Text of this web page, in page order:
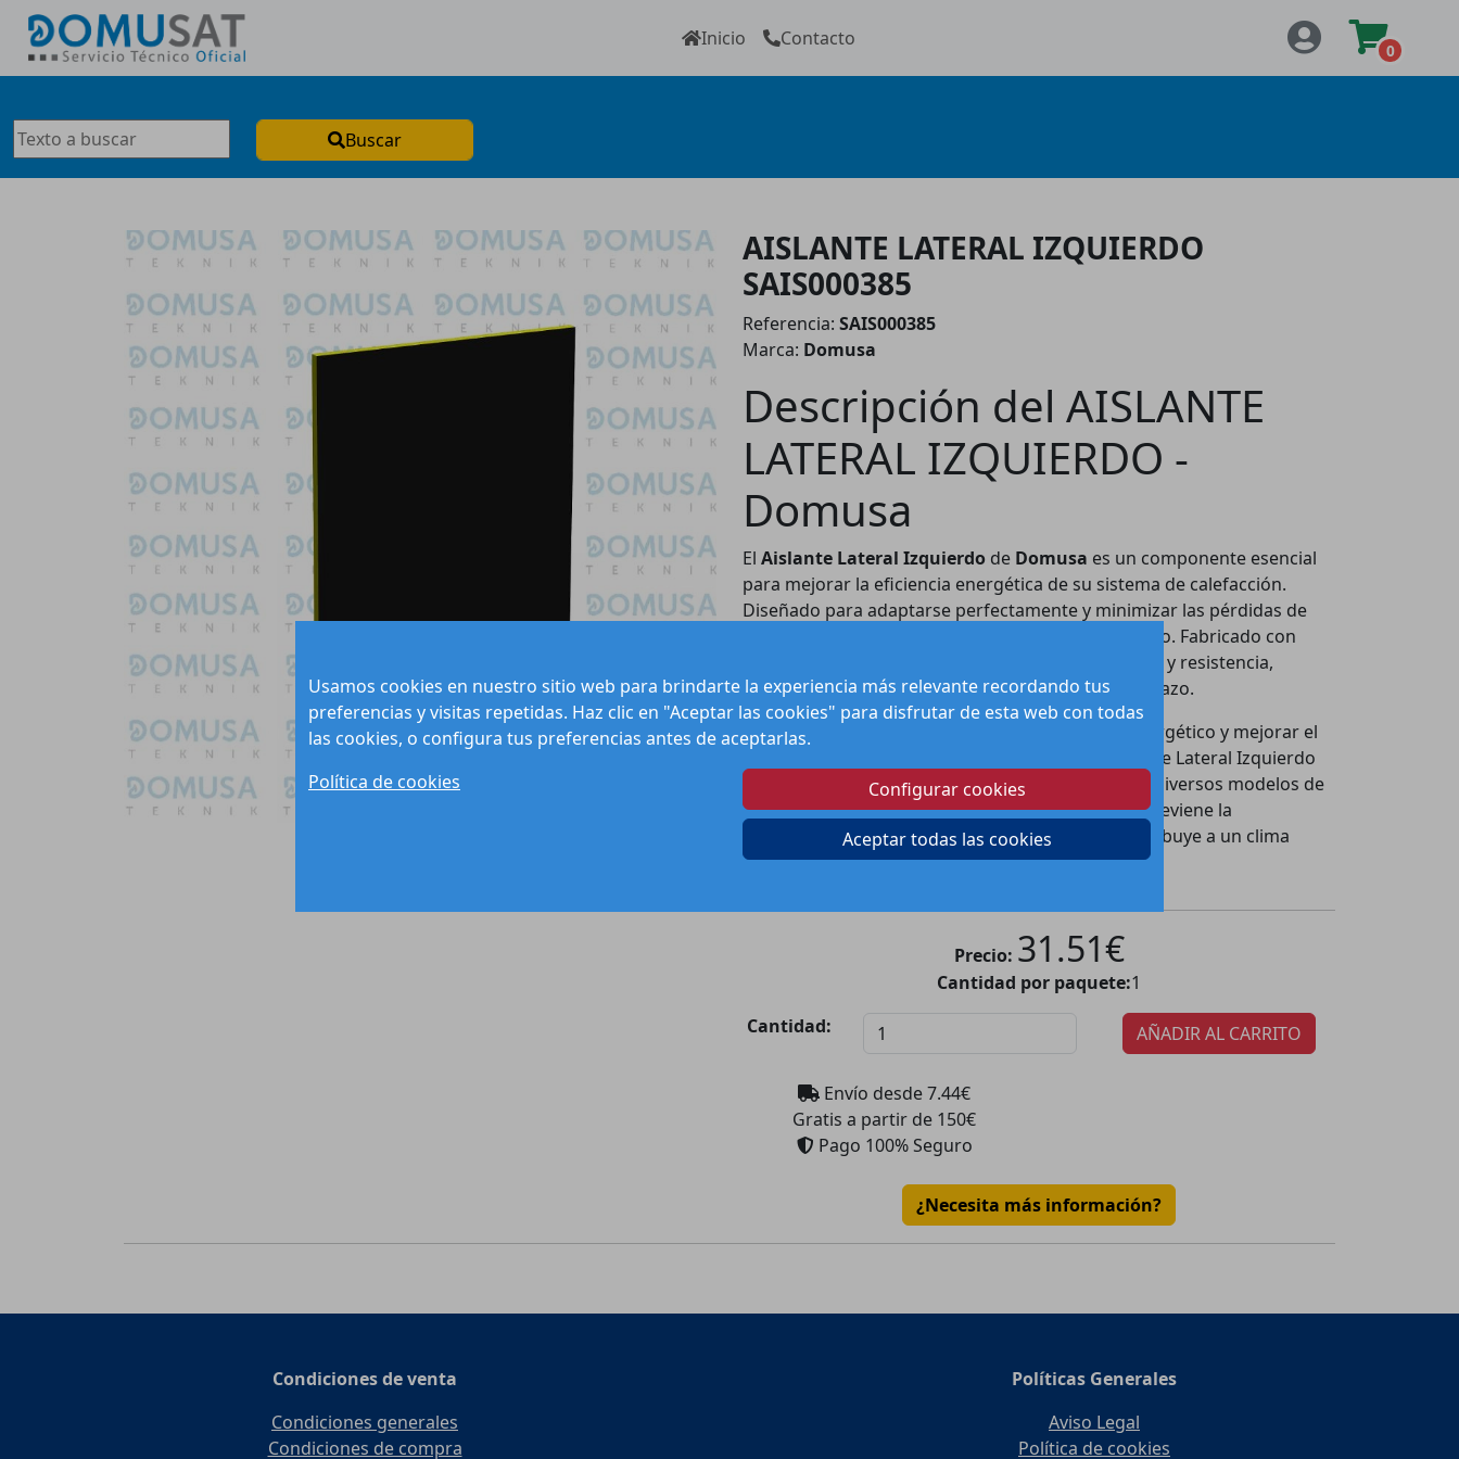
Usamos cookies en nuestro sitio web para brindarte la experiencia más relevante recordando tus
preferencias y visitas repetidas. Haz clic en "Aceptar las cookies" para disfrutar de esta web con todas
las cookies, o configura tus preferencias antes de aceptarlas.
Política de cookies
Configurar cookies
Aceptar todas las cookies
Inicio Contacto
0
Buscar
AISLANTE LATERAL IZQUIERDO
SAIS000385
Referencia: SAIS000385
Marca: Domusa
Descripción del AISLANTE
LATERAL IZQUIERDO -
Domusa
El Aislante Lateral Izquierdo de Domusa es un componente esencial
para mejorar la eficiencia energética de su sistema de calefacción.
Diseñado para adaptarse perfectamente y minimizar las pérdidas de
calor, este aislante garantiza un rendimiento óptimo. Fabricado con
materiales de alta calidad, proporciona durabilidad y resistencia,
asegurando un funcionamiento eficiente a largo plazo.
Ideal para quienes buscan reducir el consumo energético y mejorar el
confort en su hogar o espacio de trabajo, el Aislante Lateral Izquierdo
es fácil de instalar y se integra a la perfección con diversos modelos de
calderas Domusa. Su diseño optimizado no solo previene la
acumulación de humedad, sino que también contribuye a un clima
interior más saludable.
Precio: 31.51€
Cantidad por paquete:1
Cantidad:
AÑADIR AL CARRITO
Envío desde7.44€
Gratis a partir de 150€
Pago 100% Seguro
¿Necesita más información?
Condiciones de venta
Condiciones generales
Condiciones de compra
Políticas Generales
Aviso Legal
Política de cookies